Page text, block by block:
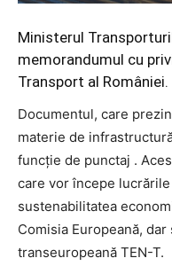
Ministerul
memorandumul cu
Transport al României.
Documentul, care
materie de
funcţie de punctaj .
care vor începe
sustenabilitatea
Comisia Europeană,
transeuropeană TEN-T.